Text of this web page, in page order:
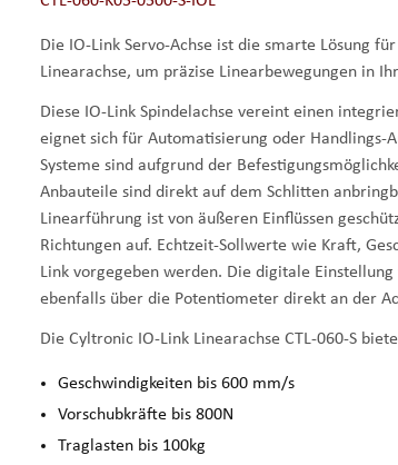
Die IO-Link Servo-Achse ist die smarte Lösung
Linearachse, um präzise Linearbewegungen in
Diese IO-Link Spindelachse vereint einen
eignet sich für Automatisierung oder Handlings-
Systeme sind aufgrund der
Anbauteile sind direkt auf dem Schlitten
Linearführung ist von äußeren Einflüssen
Richtungen auf. Echtzeit-Sollwerte wie Kraft,
Link vorgegeben werden. Die digitale
ebenfalls über die Potentiometer direkt an der
Die Cyltronic IO-Link Linearachse CTL-060-S
Geschwindigkeiten bis 600 mm/s
Vorschubkräfte bis 800N
Traglasten bis 100kg